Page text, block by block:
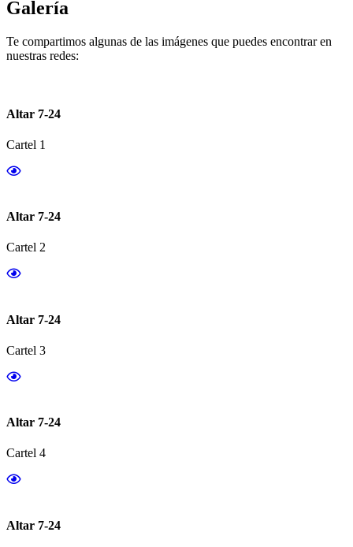
Galería
Te compartimos algunas de las imágenes que puedes encontrar en
nuestras redes:
Altar 7-24
Cartel 1
Altar 7-24
Cartel 2
Altar 7-24
Cartel 3
Altar 7-24
Cartel 4
Altar 7-24